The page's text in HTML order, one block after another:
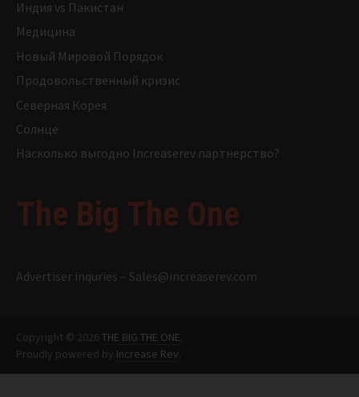
Индия vs Пакистан
Медицина
Новый Мировой Порядок
Продовольственный кризис
Северная Корея
Солнце
Насколько выгодно Increaserev партнерство?
The Big The One
Advertiser inquries – Sales@increaserev.com
Copyright © 2026THE BIG THE ONE
Proudly powered by Increase Rev